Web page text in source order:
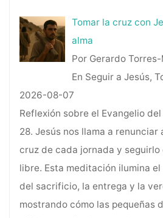
Tomar la cruz con
alma
Por Gerardo
En Seguir a Jesús,
2026-08-07
Reflexión sobre el Evangelio
28. Jesús nos llama a renunciar
cruz de cada jornada y seguirlo
libre. Esta meditación ilumina
del sacrificio, la entrega y la
mostrando cómo las pequeñas